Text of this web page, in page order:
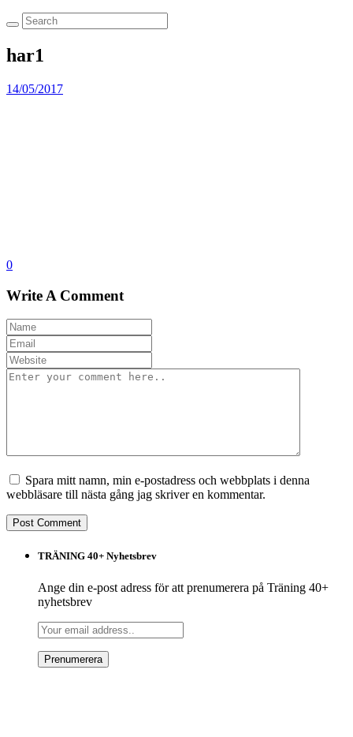
har1
14/05/2017
0
Write A Comment
Spara mitt namn, min e-postadress och webbplats i denna
webbläsare till nästa gång jag skriver en kommentar.
TRÄNING 40+ Nyhetsbrev
Ange din e-post adress för att prenumerera på Träning 40+
nyhetsbrev